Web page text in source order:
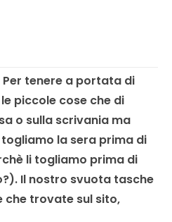
tenere a portata di
piccole cose che di
o sulla scrivania ma
la sera prima di
li togliamo prima di
Il nostro svuota tasche
che trovate sul sito,